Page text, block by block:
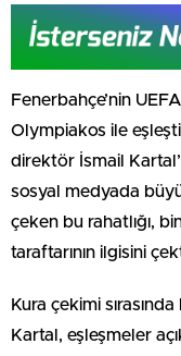
Fenerbahçe’nin
Olympiakos ile
direktör İsmail
sosyal medyada
çeken bu rahatlığı,
taraftarının ilgisini
Kura çekimi
Kartal, eşleşmeler